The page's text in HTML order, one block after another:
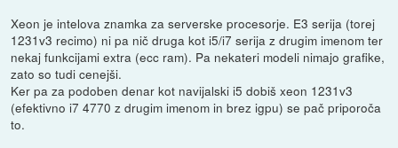
Xeon je intelova znamka za serverske procesorje. E3 serija (torej
1231v3 recimo) ni pa nič druga kot i5/i7 serija z drugim imenom ter
nekaj funkcijami extra (ecc ram). Pa nekateri modeli nimajo grafike,
zato so tudi cenejši.
Ker pa za podoben denar kot navijalski i5 dobiš xeon 1231v3
(efektivno i7 4770 z drugim imenom in brez igpu) se pač priporoča
to.